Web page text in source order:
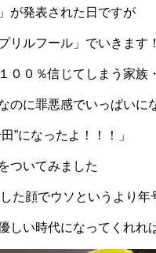
が発表された日ですが
リルフール」でいきます
００％信じてしまう家族
のに罪悪感でいっぱい
”になったよ！！！」
ついてみました
た顔でウソというより年
しい時代になってくれれ